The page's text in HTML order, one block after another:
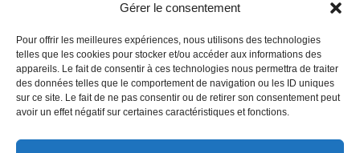
Gérer le consentement
Pour offrir les meilleures expériences, nous utilisons des technologies
telles que les cookies pour stocker et/ou accéder aux informations des
appareils. Le fait de consentir à ces technologies nous permettra de traiter
des données telles que le comportement de navigation ou les ID uniques
sur ce site. Le fait de ne pas consentir ou de retirer son consentement peut
avoir un effet négatif sur certaines caractéristiques et fonctions.
contact@lnea-audition.com
+33 (0)1 34 67 67 17